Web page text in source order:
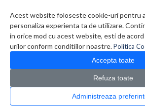
Acest website foloseste cookie-uri pentru
personaliza experienta ta de utilizare.
in orice mod cu acest website, esti de
urilor conform conditiilor noastre.Politica
Accepta toate
Refuza toate
Administreaza
CATALOG PRODUSE
Accesorii Laptop & Tablete > Memorii